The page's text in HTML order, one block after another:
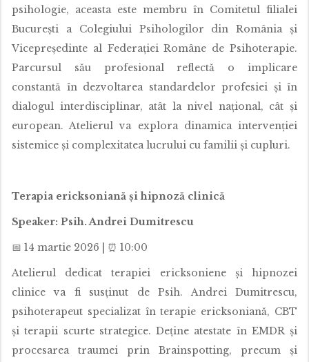
psihologie, aceasta este membru în Comitetul filialei
București a Colegiului Psihologilor din România și
Vicepreședinte al Federației Române de Psihoterapie.
Parcursul său profesional reflectă o implicare
constantă în dezvoltarea standardelor profesiei și în
dialogul interdisciplinar, atât la nivel național, cât și
european. Atelierul va explora dinamica intervenției
sistemice și complexitatea lucrului cu familii și cupluri.
Terapia ericksoniană și hipnoză clinică
Speaker: Psih. Andrei Dumitrescu
📅 14 martie 2026 | ⏰ 10:00
Atelierul dedicat terapiei ericksoniene și hipnozei
clinice va fi susținut de Psih. Andrei Dumitrescu,
psihoterapeut specializat în terapie ericksoniană, CBT
și terapii scurte strategice. Deține atestate în EMDR și
procesarea traumei prin Brainspotting, precum și